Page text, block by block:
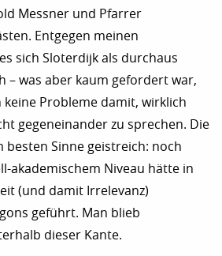
Messner und Pfarrer
Entgegen meinen
sich Sloterdijk als durchaus
– was aber kaum gefordert war,
Probleme damit, wirklich
gegeneinander zu sprechen. Die
besten Sinne geistreich: noch
akademischem Niveau hätte in
(und damit Irrelevanz)
geführt. Man blieb
dieser Kante.